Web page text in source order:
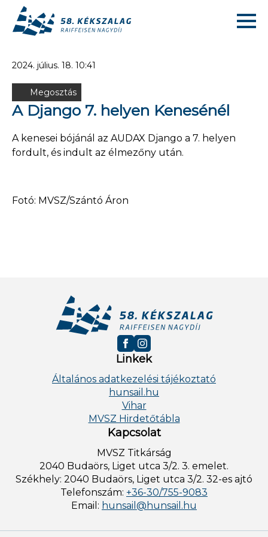
2024. július. 18. 10:41
Megosztás
A Django 7. helyen Kenesénél
A kenesei bójánál az AUDAX Django a 7. helyen
fordult, és indult az élmezőny után.
Fotó: MVSZ/Szántó Áron
Linkek
Általános adatkezelési tájékoztató
hunsail.hu
Vihar
MVSZ Hirdetőtábla
Kapcsolat
MVSZ Titkárság
2040 Budaörs, Liget utca 3/2. 3. emelet.
Székhely: 2040 Budaörs, Liget utca 3/2. 32-es ajtó
Telefonszám: +36-30/755-9083
Email: hunsail@hunsail.hu